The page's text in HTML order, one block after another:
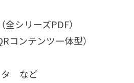
全シリーズPDF）
コンテンツ一体型）
タ など